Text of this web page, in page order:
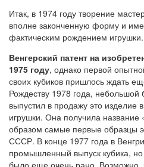
Итак, в 1974 году творение
вполне законченную форму и
фактическим рождением игрушки.
Венгерский патент на
1975 году, однако первой
своих кубиков пришлось ждать
Рождеству 1978 года, небольшой
выпустил в продажу это изделие
игрушки. Она получила
образом самые первые образцы
СССР. В конце 1977 года в
промышленный выпуск кубика,
было еще очень рано. Возможно,